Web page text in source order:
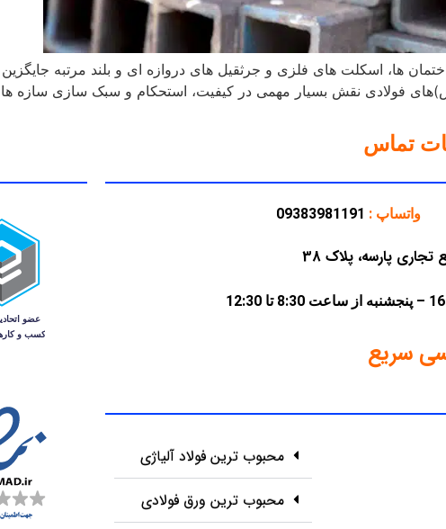
ها، اسکلت های فلزی و جرثقیل های دروازه ای و بلند مرتبه
فولادی نقش بسیار مهمی در کیفیت، استحکام و سبک سازی سازه
تماس
واتساپ : 09383981191
سریع
محبوب ترین فولاد آلیاژی
محبوب ترین ورق فولادی